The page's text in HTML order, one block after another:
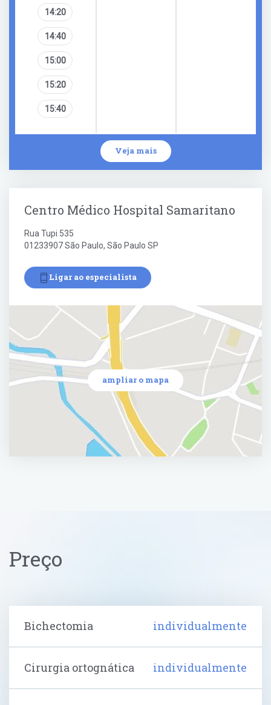
14:20
14:40
15:00
15:20
15:40
Veja mais
Centro Médico Hospital Samaritano
Rua Tupi 535
01233907 São Paulo, São Paulo SP
Ligar ao especialista
ampliar o mapa
Preço
Bichectomia individualmente
Cirurgia ortognática individualmente